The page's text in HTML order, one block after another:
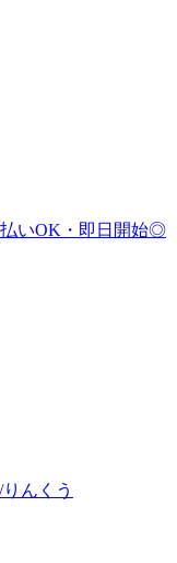
いOK・即日開始◎
んくう